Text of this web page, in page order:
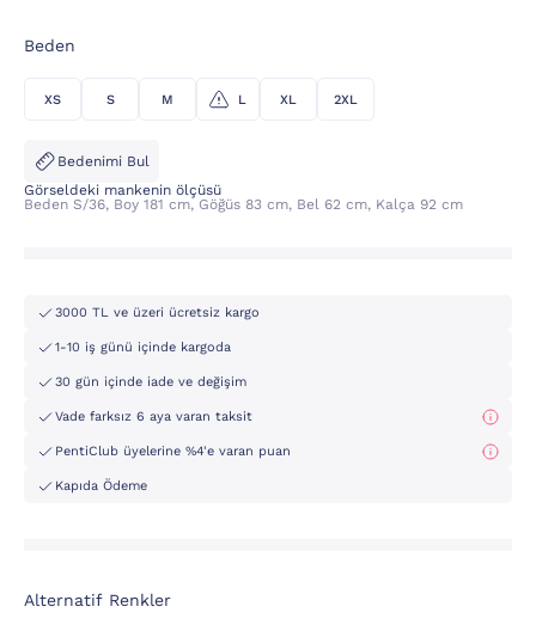
Beden
XS S M L XL 2XL
Bedenimi Bul
Görseldeki mankenin ölçüsü
Beden S/36, Boy 181 cm, Göğüs 83 cm, Bel 62 cm, Kalça 92 cm
3000 TL ve üzeri ücretsiz kargo
1-10 iş günü içinde kargoda
30 gün içinde iade ve değişim
Vade farksız 6 aya varan taksit
PentiClub üyelerine %4'e varan puan
Kapıda Ödeme
Alternatif Renkler